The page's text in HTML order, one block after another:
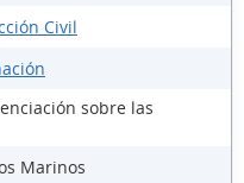
Civil
sobre las
Marinos